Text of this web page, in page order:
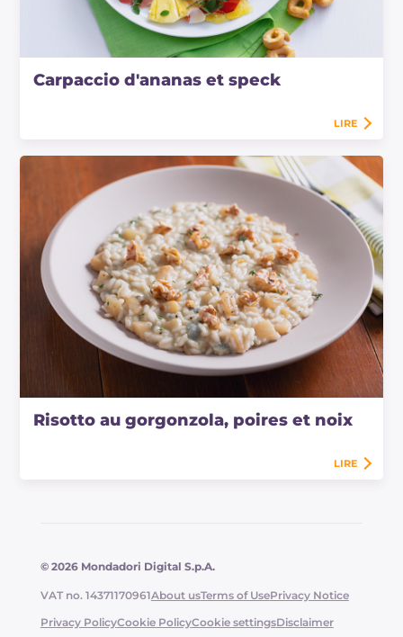
Carpaccio d'ananas et speck
LIRE
Risotto au gorgonzola, poires et noix
LIRE
© 2026 Mondadori Digital S.p.A.
VAT no. 14371170961About usTerms of UsePrivacy Notice
Privacy PolicyCookie PolicyCookie settingsDisclaimer